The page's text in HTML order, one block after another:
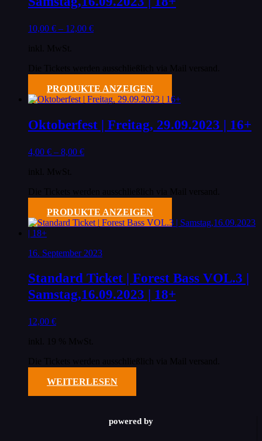
10,00 € – 12,00 €
PRODUKTE ANZEIGEN
Oktoberfest | Freitag, 29.09.2023 | 16+
4,00 € – 8,00 €
PRODUKTE ANZEIGEN
16. September 2023
Standard Ticket | Forest Bass VOL.3 |
Samstag,16.09.2023 | 18+
12,00 €
WEITERLESEN
powered by